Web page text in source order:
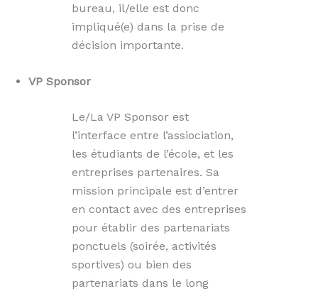
bureau, il/elle est donc
impliqué(e) dans la prise de
décision importante.
VP Sponsor
Le/La VP Sponsor est
l’interface entre l’assiociation,
les étudiants de l’école, et les
entreprises partenaires. Sa
mission principale est d’entrer
en contact avec des entreprises
pour établir des partenariats
ponctuels (soirée, activités
sportives) ou bien des
partenariats dans le long